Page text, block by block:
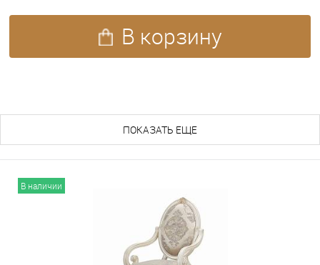
В корзину
ПОКАЗАТЬ ЕЩЕ
В наличии